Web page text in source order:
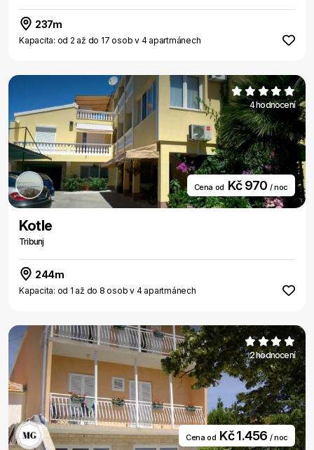
237m
Kapacita: od 2 až do 17 osob v 4 apartmánech
4 hodnocení
Cena od Kč 970 / noc
Kotle
Tribunj
244m
Kapacita: od 1 až do 8 osob v 4 apartmánech
2 hodnocení
Cena od Kč 1.456 / noc